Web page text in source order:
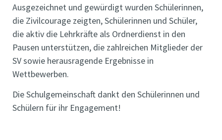
Ausgezeichnet und gewürdigt wurden Schülerinnen,
die Zivilcourage zeigten, Schülerinnen und Schüler,
die aktiv die Lehrkräfte als Ordnerdienst in den
Pausen unterstützen, die zahlreichen Mitglieder der
SV sowie herausragende Ergebnisse in
Wettbewerben.
Die Schulgemeinschaft dankt den Schülerinnen und
Schülern für ihr Engagement!